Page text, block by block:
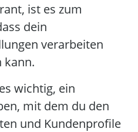
ist es zum
dein
verarbeiten
kann.
wichtig, ein
mit dem du den
und Kundenprofile